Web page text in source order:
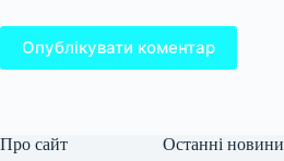
Опублікувати коментар
Про сайт Останні новини